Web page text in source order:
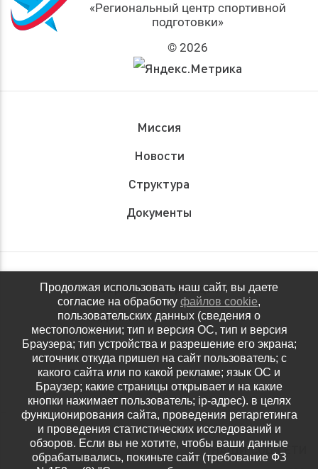
«Региональный центр спортивной
подготовки»
© 2026
Миссия
Новости
Структура
Документы
Обращения граждан
Антидопинговое обеспечение
Контакты
Политика конфиденциальности
НАШИ СОЦ.СЕТИ
Продолжая использовать наш сайт, вы даете
согласие на обработку файлов cookie,
пользовательских данных (сведения о
местоположении; тип и версия ОС, тип и версия
Браузера; тип устройства и разрешение его экрана;
источник откуда пришел на сайт пользователь; с
какого сайта или по какой рекламе; язык ОС и
Браузер; какие страницы открывает и на какие
кнопки нажимает пользователь; ip-адрес). в целях
функционирования сайта, проведения ретаргетинга
и проведения статистических исследований и
обзоров. Если вы не хотите, чтобы ваши данные
обрабатывались, покиньте сайт (требование ФЗ